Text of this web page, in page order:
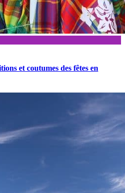
et coutumes des fêtes en